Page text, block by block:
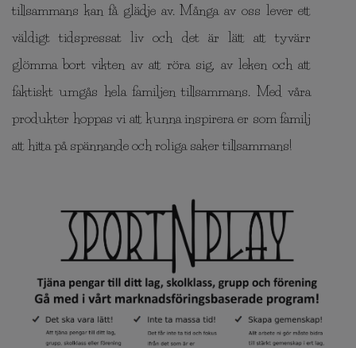
tillsammans kan få glädje av. Många av oss lever ett
väldigt tidspressat liv och det är lätt att tyvärr
glömma bort vikten av att röra sig, av leken och att
faktiskt umgås hela familjen tillsammans. Med våra
produkter hoppas vi att kunna inspirera er som familj
att hitta på spännande och roliga saker tillsammans!